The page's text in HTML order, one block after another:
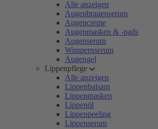
Alle anzeigen
Augenbrauenserum
Augencreme
Augenmasken & -pads
Augenserum
Wimpernserum
Augengel
Lippenpflege
Alle anzeigen
Lippenbalsam
Lippenmasken
Lippenöl
Lippenpeeling
Lippenserum